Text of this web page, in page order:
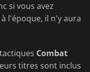
si vous avez
l'époque, il n'y aura
Combat
titres sont inclus